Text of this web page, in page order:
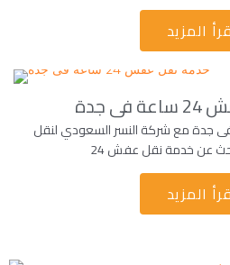
المزيد
جدة
24 ساعة فى جدة مع شركة النسر السعودي لنقل
المزيد